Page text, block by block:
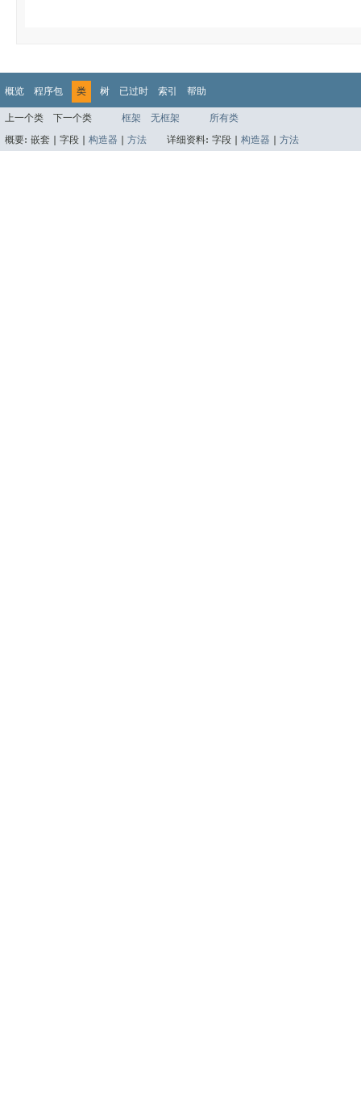
概览 程序包 类 树 已过时 索引 帮助
上一个类 下一个类 框架 无框架
所有类
概要: 嵌套 | 字段 | 构造器 方法 详细资料: 字段 | 构造器 方法